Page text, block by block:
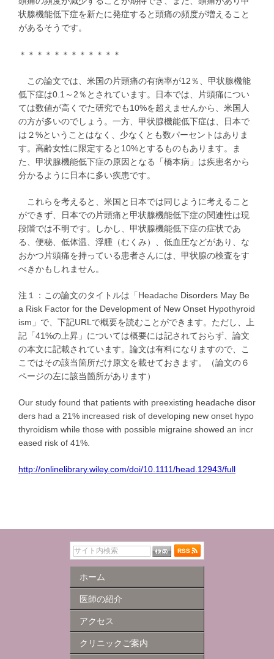
状腺機能低下症を新たに発症すると頭痛の頻度が増えること
があるそうです。
＊＊＊＊＊＊＊＊＊＊＊＊
この論文では、米国の片頭痛の有病率が12％、甲状腺機能
低下症は0.1～2％とされています。日本では、片頭痛につい
ては数値が高くでた研究でも10%を超えませんから、米国人
の方が多いのでしょう。一方、甲状腺機能低下症は、日本で
は２%ということはなく、少なくとも数パーセントはありま
す。高齢女性に限定すると10%とするものもあります。ま
た、甲状腺機能低下症の原因となる「橋本病」は疾患名から
分かるように日本に多い疾患です。
これらを考えると、米国と日本では同じように考えること
ができず、日本での片頭痛と甲状腺機能低下症の関連性は現
段階では不明です。しかし、甲状腺機能低下症の症状であ
る、便秘、低体温、浮腫（むくみ）、低血圧などがあり、な
おかつ片頭痛を持っている患者さんには、甲状腺の検査をす
べきかもしれません。
注１：この論文のタイトルは「Headache Disorders May Be
a Risk Factor for the Development of New Onset Hypothyroid
ism」で、下記URLで概要を読むことができます。ただし、上
記「41%の上昇」については概要には記されておらず、論文
の本文に記載されています。論文は有料になりますので、こ
こではその該当箇所だけ原文を載せておきます。（論文の６
ページの左に該当箇所があります）
Our study found that patients with preexisting headache disor
ders had a 21% increased risk of developing new onset hypo
thyroidism while those with possible migraine showed an incr
eased risk of 41%.
http://onlinelibrary.wiley.com/doi/10.1111/head.12943/full
ホーム
医師の紹介
アクセス
クリニックご案内